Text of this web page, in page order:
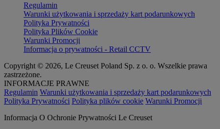
Regulamin
Warunki użytkowania i sprzedaży kart podarunkowych
Polityka Prywatności
Polityka Plików Cookie
Warunki Promocji
Informacja o prywatności - Retail CCTV
Copyright © 2026, Le Creuset Poland Sp. z o. o. Wszelkie prawa
zastrzeżone.
INFORMACJE PRAWNE
Regulamin Warunki użytkowania i sprzedaży kart podarunkowych
Polityka Prywatności Polityka plików cookie Warunki Promocji
Informacja O Ochronie Prywatności Le Creuset